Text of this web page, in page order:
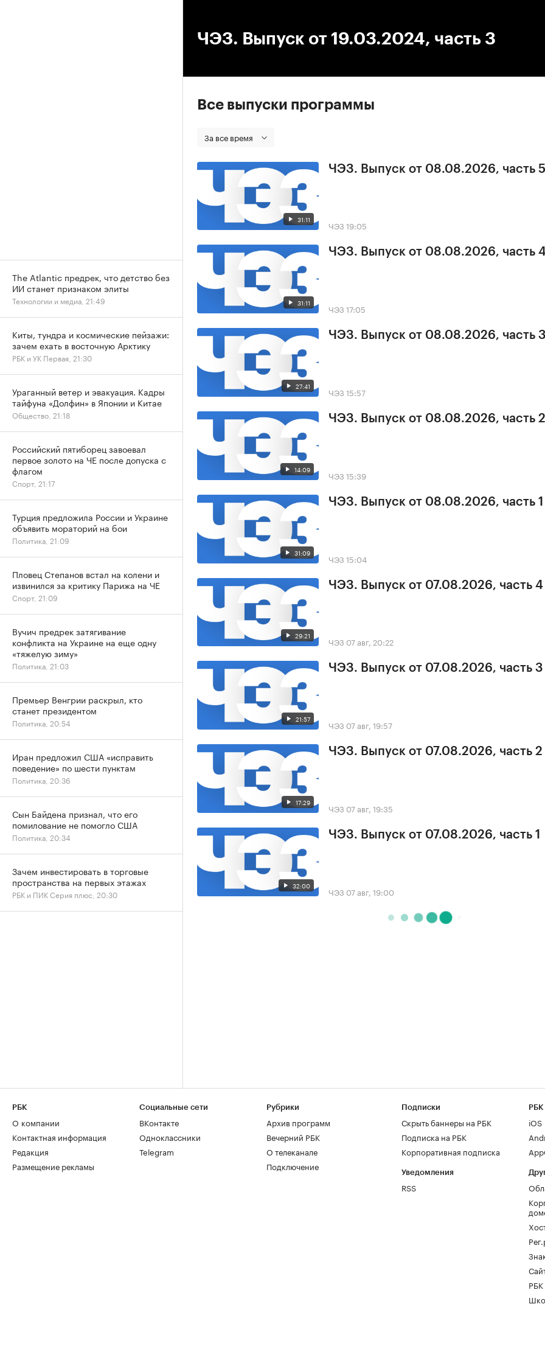
ЧЭЗ. Выпуск от 19.03.2024, часть 3
Все выпуски программы
За все время
31:11
ЧЭЗ. Выпуск от 08.08.2026, часть 5
ЧЭЗ 19:05
31:11
ЧЭЗ. Выпуск от 08.08.2026, часть
ЧЭЗ 17:05
27:41
ЧЭЗ. Выпуск от 08.08.2026, часть
ЧЭЗ 15:57
14:09
ЧЭЗ. Выпуск от 08.08.2026, часть 2
ЧЭЗ 15:39
31:09
ЧЭЗ. Выпуск от 08.08.2026, часть 1
ЧЭЗ 15:04
29:21
ЧЭЗ. Выпуск от 07.08.2026, часть 4
ЧЭЗ 07 авг, 20:22
21:57
ЧЭЗ. Выпуск от 07.08.2026, часть 3
ЧЭЗ 07 авг, 19:57
17:29
ЧЭЗ. Выпуск от 07.08.2026, часть 2
ЧЭЗ 07 авг, 19:35
32:00
ЧЭЗ. Выпуск от 07.08.2026, часть 1
ЧЭЗ 07 авг, 19:00
The Atlantic предрек, что детство без
ИИ станет признаком элиты
Технологии и медиа, 21:49
Киты, тундра и космические пейзажи:
зачем ехать в восточную Арктику
РБК и УК Первая, 21:30
Ураганный ветер и эвакуация. Кадры
тайфуна «Долфин» в Японии и Китае
Общество, 21:18
Российский пятиборец завоевал
первое золото на ЧЕ после допуска с
флагом
Спорт, 21:17
Турция предложила России и Украине
объявить мораторий на бои
Политика, 21:09
Пловец Степанов встал на колени и
извинился за критику Парижа на ЧЕ
Спорт, 21:09
Вучич предрек затягивание
конфликта на Украине на еще одну
«тяжелую зиму»
Политика, 21:03
Премьер Венгрии раскрыл, кто
станет президентом
Политика, 20:54
Иран предложил США «исправить
поведение» по шести пунктам
Политика, 20:36
Сын Байдена признал, что его
помилование не помогло США
Политика, 20:34
Зачем инвестировать в торговые
пространства на первых этажах
РБК и ПИК Серия плюс, 20:30
РБК
О компании
Контактная информация
Редакция
Размещение рекламы
Социальные сети
ВКонтакте
Одноклассники
Telegram
Рубрики
Архив программ
Вечерний РБК
О телеканале
Подключение
Подписки
Скрыть баннеры на РБК
Подписка на РБК
Корпоративная подписка
Уведомления
RSS
РБК
iOS